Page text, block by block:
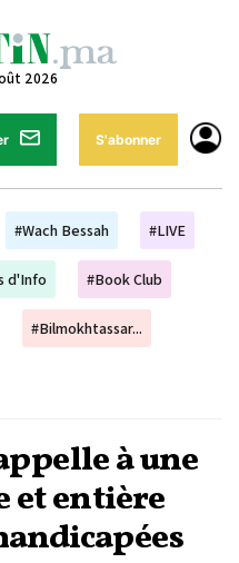
2026
S'abonner
#Wach Bessah #LIVE
d'Info #Book Club
#Bilmokhtassar...
à une
et entière